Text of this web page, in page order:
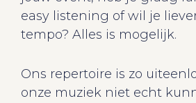
easy listening of wil je
tempo? Alles is mogelijk.
Ons repertoire is zo
onze muziek niet echt